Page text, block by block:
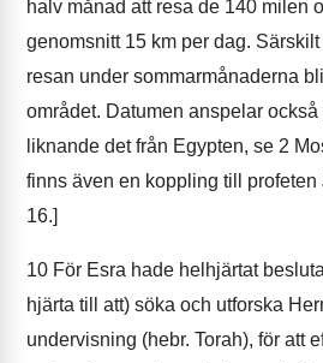
halv månad att resa de 140 milen
genomsnitt 15 km per dag.
resan under sommarmånaderna
området. Datumen anspelar också
liknande det från Egypten, se 2
finns även en koppling till profeten
16.]
10 För Esra hade helhjärtat
hjärta till att) söka och utforska
undervisning (hebr. Torah), för att